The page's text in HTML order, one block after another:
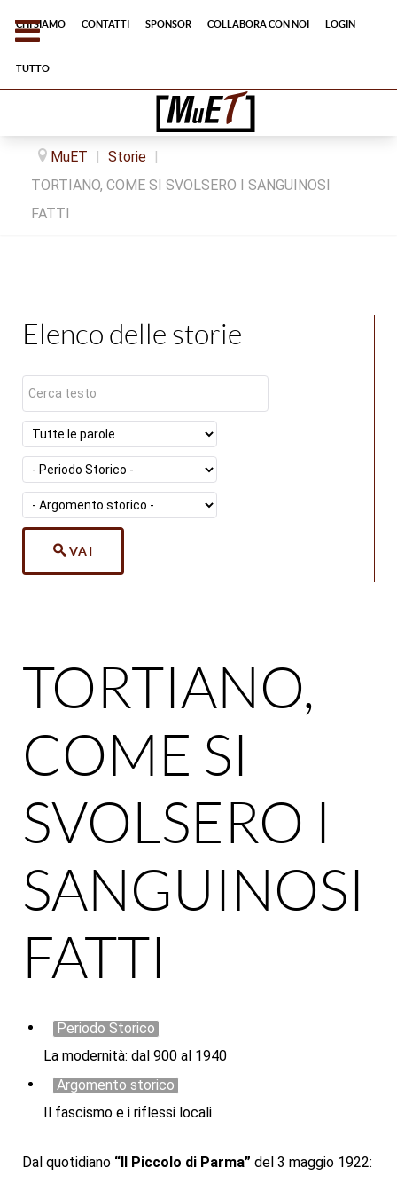
Chi siamo Contatti Sponsor Collabora con noi Login
tutto
MuET | Storie |
TORTIANO, COME SI SVOLSERO I SANGUINOSI
FATTI
Elenco delle storie
VAI
TORTIANO,
COME SI
SVOLSERO I
SANGUINOSI
FATTI
Periodo Storico
La modernità: dal 900 al 1940
Argomento storico
Il fascismo e i riflessi locali
Dal quotidiano “Il Piccolo di Parma” del 3 maggio 1922: